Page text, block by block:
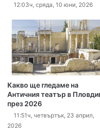
12:03ч, сряда, 10 юни, 2026
Какво ще гледаме на
Античния театър в
през 2026
11:51ч, четвъртък, 23 април,
2026